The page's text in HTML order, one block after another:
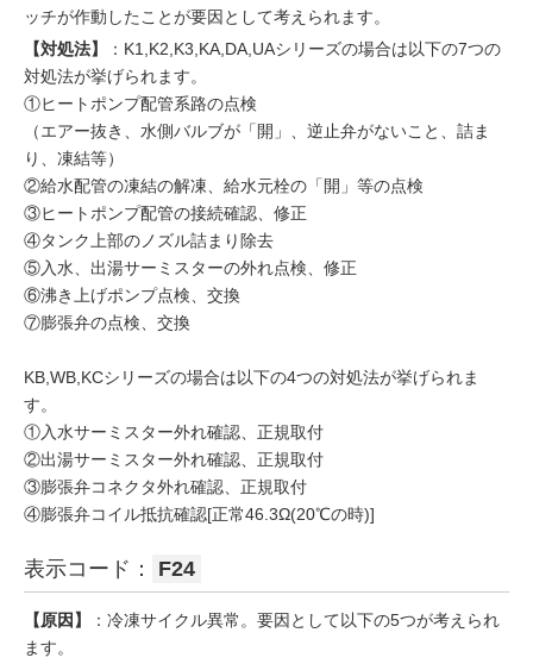
ッチが作動したことが要因として考えられます。
【対処法】
：K1,K2,K3,KA,DA,UAシリーズの場合は以下の7つの
対処法が挙げられます。
①ヒートポンプ配管系路の点検
（エアー抜き、水側バルブが「開」、逆止弁がないこと、詰ま
り、凍結等）
②給水配管の凍結の解凍、給水元栓の「開」等の点検
③ヒートポンプ配管の接続確認、修正
④タンク上部のノズル詰まり除去
⑤入水、出湯サーミスターの外れ点検、修正
⑥沸き上げポンプ点検、交換
⑦膨張弁の点検、交換
KB,WB,KCシリーズの場合は以下の4つの対処法が挙げられま
す。
①入水サーミスター外れ確認、正規取付
②出湯サーミスター外れ確認、正規取付
③膨張弁コネクタ外れ確認、正規取付
④膨張弁コイル抵抗確認[正常46.3Ω(20℃の時)]
表示コード： F24
【原因】
：冷凍サイクル異常。要因として以下の5つが考えられ
ます。